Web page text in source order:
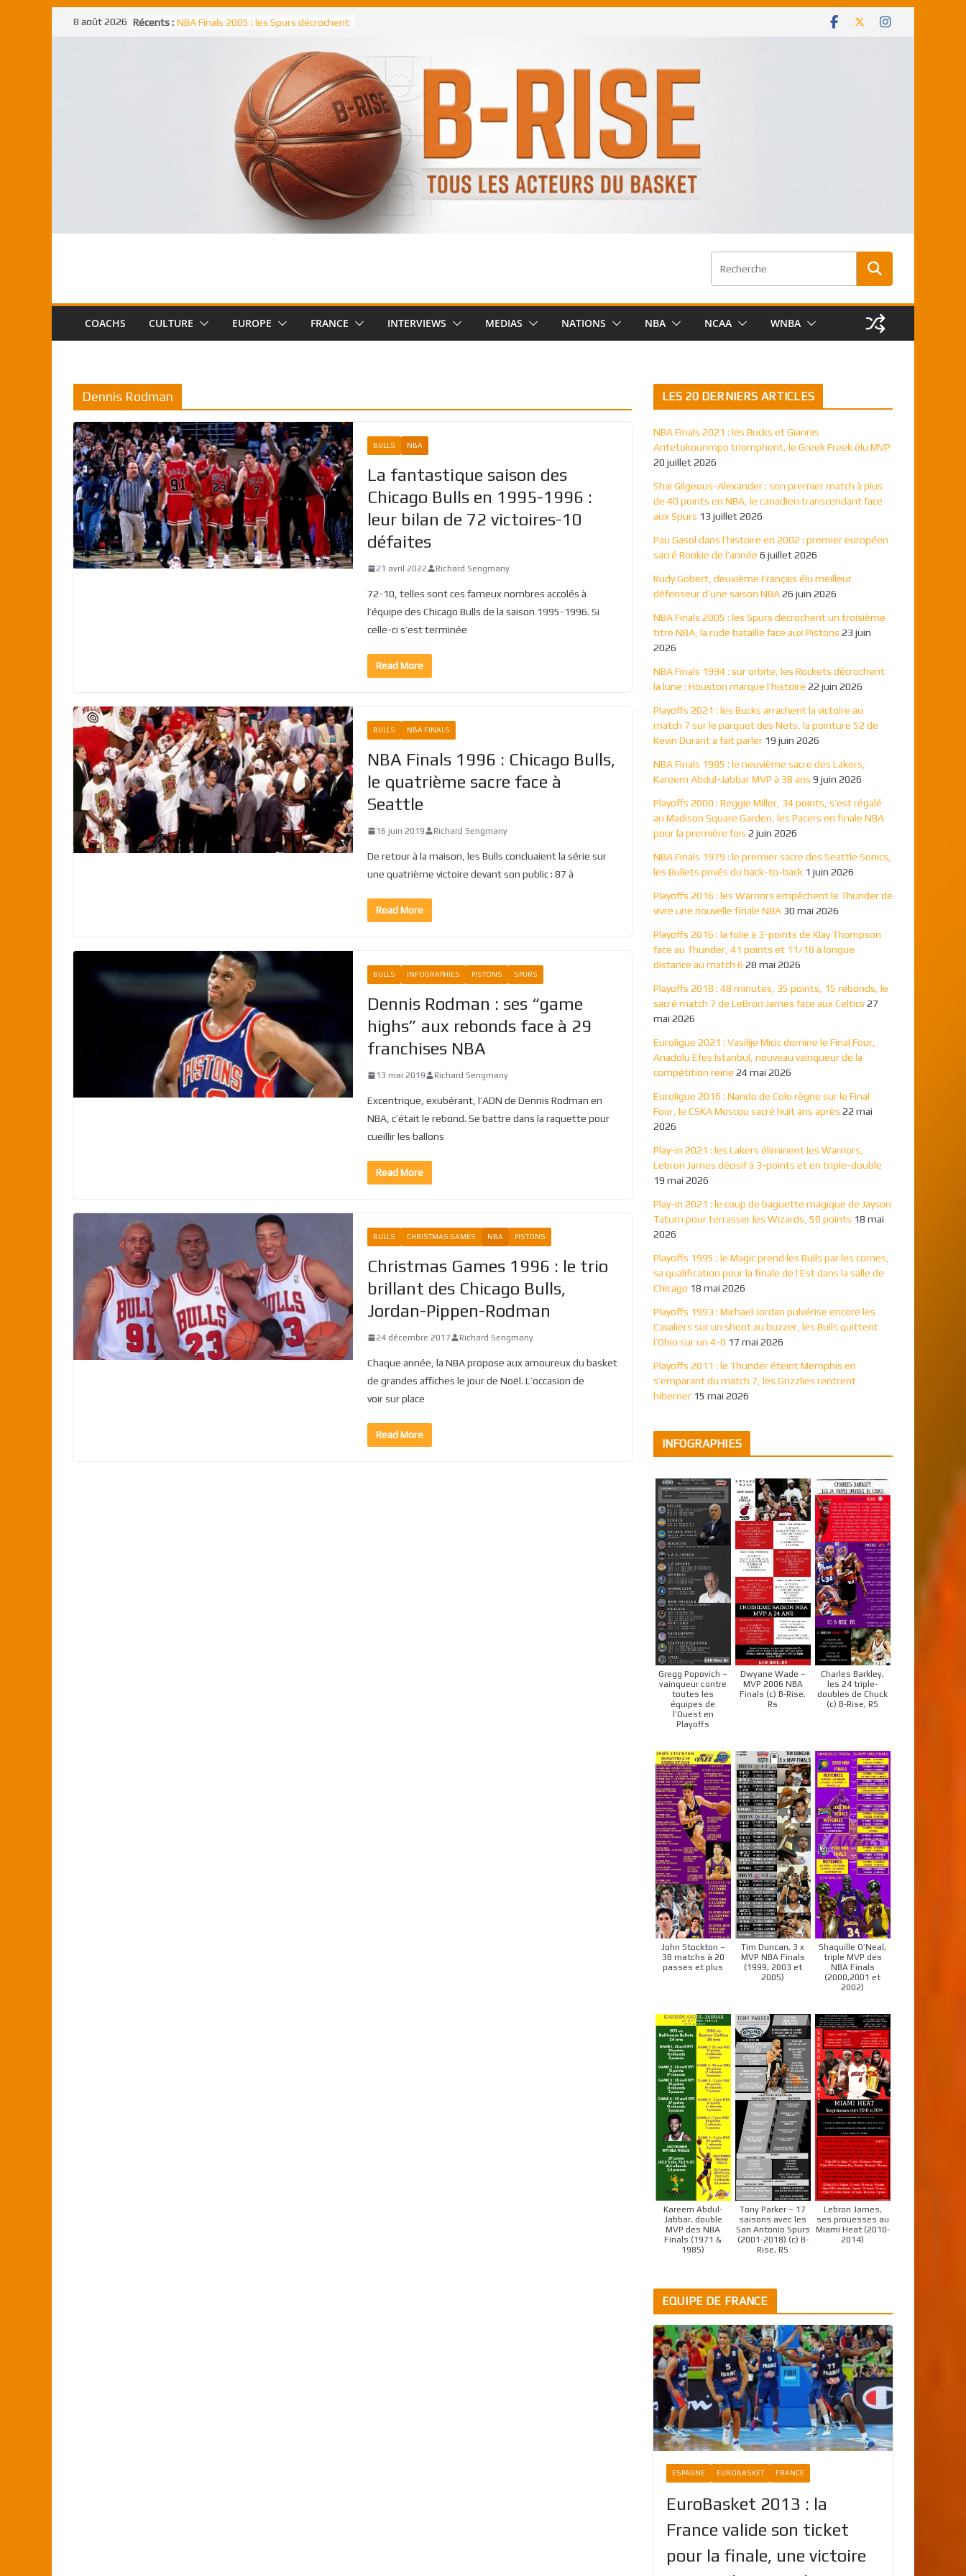
Passer8 août 2026 Récents : NBA Finals 2005 : les Spurs décrochent
NBA Finals 2021 : les Bucks et Giannis
Antetokounmpo triomphent, le Greek
Shai Gilgeous-Alexander : son premier
match à plus de 40 points en NBA, le
canadien transcendant face aux Spurs
Pau Gasol dans l’histoire en 2002 :
premier européen sacré Rookie de
Rudy Gobert, deuxième Français élu
meilleur défenseur d’une saison NBA
COACHS CULTURE EUROPE FRANCE INTERVIEWS MEDIAS NATIONS NBA NCAA WNBA
Dennis Rodman
BULLS NBA
La fantastique saison des
Chicago Bulls en 1995-1996 :
leur bilan de 72 victoires-10
défaites
21 avril 2022 Richard Sengmany
72-10, telles sont ces fameux nombres accolés à
l’équipe des Chicago Bulls de la saison 1995-1996. Si
celle-ci s’est terminée
Read More
BULLS NBA FINALS
NBA Finals 1996 : Chicago Bulls,
le quatrième sacre face à
Seattle
16 juin 2019 Richard Sengmany
De retour à la maison, les Bulls concluaient la série sur
une quatrième victoire devant son public : 87 à
Read More
BULLS INFOGRAPHIES PISTONS SPURS
Dennis Rodman : ses “game
highs” aux rebonds face à 29
franchises NBA
13 mai 2019 Richard Sengmany
Excentrique, exubérant, l’ADN de Dennis Rodman en
NBA, c’était le rebond. Se battre dans la raquette pour
cueillir les ballons
Read More
BULLS CHRISTMAS GAMES NBA PISTONS
Christmas Games 1996 : le trio
brillant des Chicago Bulls,
Jordan-Pippen-Rodman
24 décembre 2017 Richard Sengmany
Chaque année, la NBA propose aux amoureux du basket
de grandes affiches le jour de Noël. L’occasion de
voir sur place
Read More
LES 20 DERNIERS ARTICLES
NBA Finals 2021 : les Bucks et Giannis
Antetokounmpo triomphent, le Greek Freek élu MVP
20 juillet 2026
Shai Gilgeous-Alexander : son premier match à plus
de 40 points en NBA, le canadien transcendant face
aux Spurs 13 juillet 2026
Pau Gasol dans l’histoire en 2002 : premier européen
sacré Rookie de l’année 6 juillet 2026
Rudy Gobert, deuxième Français élu meilleur
défenseur d’une saison NBA26 juin 2026
NBA Finals 2005 : les Spurs décrochent un troisième
titre NBA, la rude bataille face aux Pistons 23 juin
2026
NBA Finals 1994 : sur orbite, les Rockets décrochent
la lune ; Houston marque l’histoire 22 juin 2026
Playoffs 2021 : les Bucks arrachent la victoire au
match 7 sur le parquet des Nets, la pointure 52 de
Kevin Durant a fait parler 19 juin 2026
NBA Finals 1985 : le neuvième sacre des Lakers,
Kareem Abdul-Jabbar MVP à 38 ans 9 juin 2026
Playoffs 2000 : Reggie Miller, 34 points, s’est régalé
au Madison Square Garden, les Pacers en finale NBA
pour la première fois 2 juin 2026
NBA Finals 1979 : le premier sacre des Seattle Sonics,
les Bullets privés du back-to-back 1 juin 2026
Playoffs 2016 : les Warriors empêchent le Thunder de
vivre une nouvelle finale NBA 30 mai 2026
Playoffs 2016 : la folie à 3-points de Klay Thompson
face au Thunder, 41 points et 11/18 à longue
distance au match 6 28 mai 2026
Playoffs 2018 : 48 minutes, 35 points, 15 rebonds, le
sacré match 7 de LeBron James face aux Celtics 27
mai 2026
Euroligue 2021 : Vasilije Micic domine le Final Four,
Anadolu Efes Istanbul, nouveau vainqueur de la
compétition reine 24 mai 2026
Euroligue 2016 : Nando de Colo règne sur le Final
Four, le CSKA Moscou sacré huit ans après 22 mai
2026
Play-in 2021 : les Lakers éliminent les Warriors,
Lebron James décisif à 3-points et en triple-double
19 mai 2026
Play-in 2021 : le coup de baguette magique de Jayson
Tatum pour terrasser les Wizards, 50 points 18 mai
2026
Playoffs 1995 : le Magic prend les Bulls par les cornes,
sa qualification pour la finale de l’Est dans la salle de
Chicago 18 mai 2026
Playoffs 1993 : Michael Jordan pulvérise encore les
Cavaliers sur un shoot au buzzer, les Bulls quittent
l’Ohio sur un 4-0 17 mai 2026
Playoffs 2011 : le Thunder éteint Memphis en
s’emparant du match 7, les Grizzlies rentrent
hiberner 15 mai 2026
INFOGRAPHIES
Gregg Popovich –
vainqueur contre
toutes les
équipes de
l’Ouest en
Playoffs
Dwyane Wade –
MVP 2006 NBA
Finals (c) B-Rise,
Rs
Charles Barkley,
les 24 triple-
doubles de Chuck
(c) B-Rise, RS
John Stockton –
38 matchs à 20
passes et plus
Tim Duncan, 3 x
MVP NBA Finals
(1999, 2003 et
2005)
Shaquille O’Neal,
triple MVP des
NBA Finals
(2000,2001 et
2002)
Kareem Abdul-
Jabbar, double
MVP des NBA
Finals (1971 &
1985)
Tony Parker – 17
saisons avec les
San Antonio Spurs
(2001-2018) (c) B-
Rise, RS
Lebron James,
ses prouesses au
Miami Heat (2010-
2014)
EQUIPE DE FRANCE
ESPAGNE EUROBASKET FRANCE
EuroBasket 2013 : la
France valide son ticket
pour la finale, une victoire